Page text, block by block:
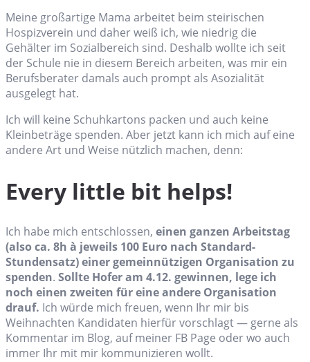
Meine großartige Mama arbeitet beim steirischen
Hospizverein und daher weiß ich, wie niedrig die
Gehälter im Sozialbereich sind. Deshalb wollte ich seit
der Schule nie in diesem Bereich arbeiten, was mir ein
Berufsberater damals auch prompt als Asozialität
ausgelegt hat.
Ich will keine Schuhkartons packen und auch keine
Kleinbeträge spenden. Aber jetzt kann ich mich auf eine
andere Art und Weise nützlich machen, denn:
Every little bit helps!
Ich habe mich entschlossen, einen ganzen Arbeitstag
(also ca. 8h à jeweils 100 Euro nach Standard-
Stundensatz) einer gemeinnützigen Organisation zu
spenden. Sollte Hofer am 4.12. gewinnen, lege ich
noch einen zweiten für eine andere Organisation
drauf. Ich würde mich freuen, wenn Ihr mir bis
Weihnachten Kandidaten hierfür vorschlagt — gerne als
Kommentar im Blog, auf meiner FB Page oder wo auch
immer Ihr mit mir kommunizieren wollt.